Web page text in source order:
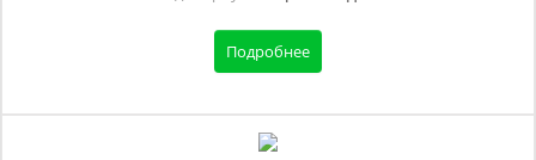
Подробнее